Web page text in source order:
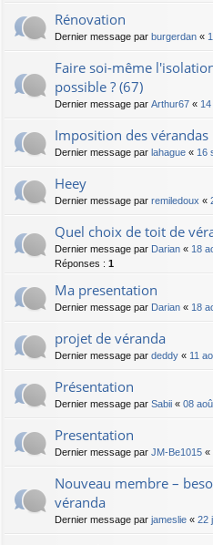
Rénovation
Dernier message par burgerdan «
Faire soi-même
possible ? (67)
Dernier message par Arthur67 «
Imposition des vérandas
Dernier message par lahague « 16
Heey
Dernier message par remiledoux «
Quel choix de toit de
Dernier message par Darian « 18
Réponses : 1
Ma presentation
Dernier message par Darian « 18
projet de véranda
Dernier message par deddy « 11
Présentation
Dernier message par Sabii « 08
Presentation
Dernier message par JM-Be1015 «
Nouveau membre –
véranda
Dernier message par jameslie « 22